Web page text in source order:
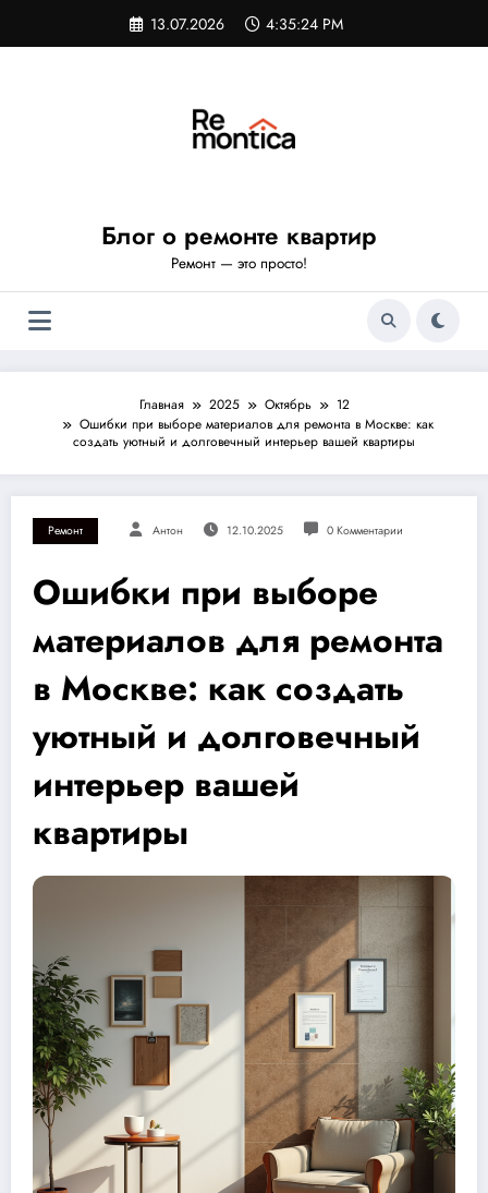
содержимому
13.07.2026 4:35:25 PM
Блог о ремонте квартир
Ремонт — это просто!
Главная 2025 Октябрь
12
Ошибки при выборе материалов для ремонта в Москве: как
создать уютный и долговечный интерьер вашей квартиры
Ремонт Антон 12.10.2025 0 Комментарии
Ошибки при выборе
материалов для ремонта
в Москве: как создать
уютный и долговечный
интерьер вашей
квартиры